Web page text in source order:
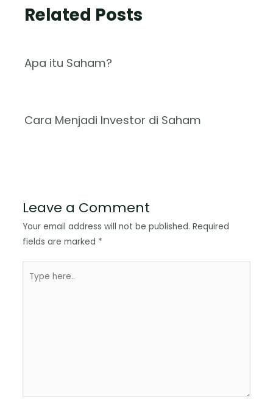
Related Posts
Apa itu Saham?
Cara Menjadi Investor di Saham
Leave a Comment
Your email address will not be published. Required
fields are marked *